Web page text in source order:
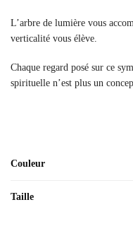
L’arbre de lumière vous
verticalité vous élève.
Chaque regard posé sur ce
spirituelle n’est plus un
Couleur
Taille